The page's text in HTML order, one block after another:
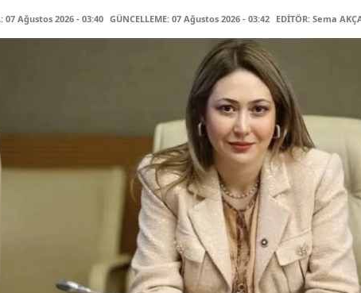
07 Ağustos 2026 - 03:40 GÜNCELLEME: 07 Ağustos 2026 - 03:42 EDİTÖR: Sema